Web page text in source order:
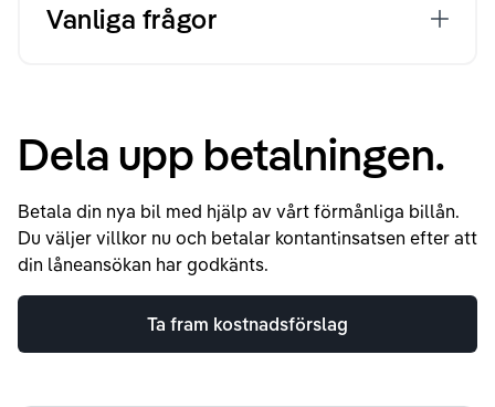
Vanliga frågor
Dela upp betalningen.
Betala din nya bil med hjälp av vårt förmånliga billån.
Du väljer villkor nu och betalar kontantinsatsen efter att
din låneansökan har godkänts.
Ta fram kostnadsförslag